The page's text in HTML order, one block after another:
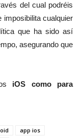
del cual podréis
imposibilita cualquier
que ha sido así
asegurando que
iOS como para
app ios